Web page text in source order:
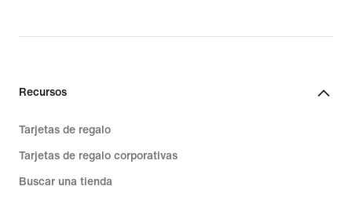
Recursos
Tarjetas de regalo
Tarjetas de regalo corporativas
Buscar una tienda